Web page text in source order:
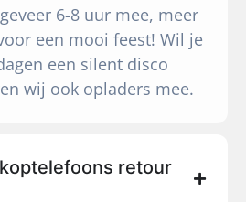
6-8 uur mee, meer
een mooi feest! Wil je
een silent disco
wij ook opladers mee.
retour